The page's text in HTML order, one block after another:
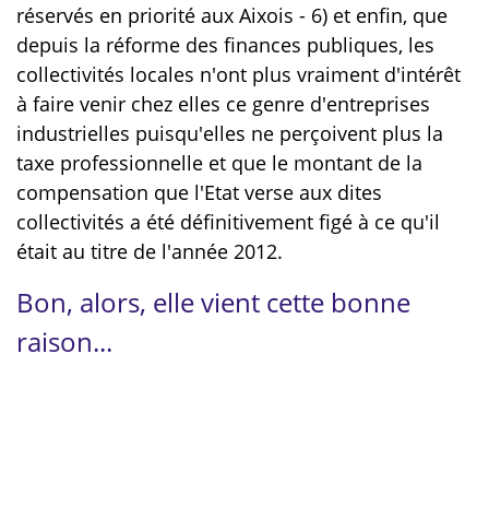
réservés en priorité aux Aixois - 6) et enfin, que
depuis la réforme des finances publiques, les
collectivités locales n'ont plus vraiment d'intérêt
à faire venir chez elles ce genre d'entreprises
industrielles puisqu'elles ne perçoivent plus la
taxe professionnelle et que le montant de la
compensation que l'Etat verse aux dites
collectivités a été définitivement figé à ce qu'il
était au titre de l'année 2012.
Bon, alors, elle vient cette bonne
raison...